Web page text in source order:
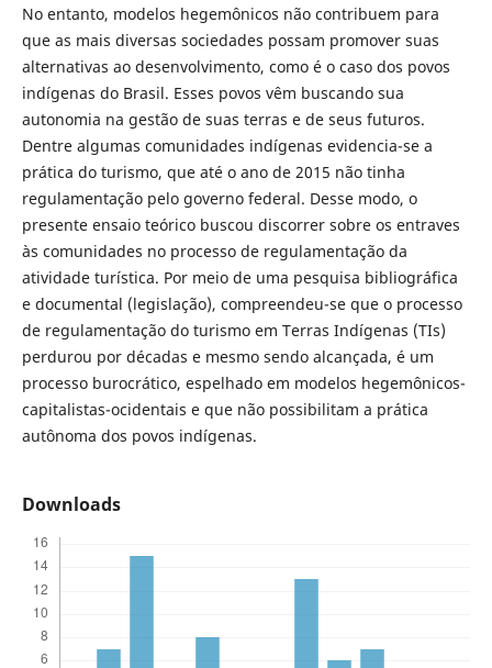
No entanto, modelos hegemônicos não contribuem para
que as mais diversas sociedades possam promover suas
alternativas ao desenvolvimento, como é o caso dos povos
indígenas do Brasil. Esses povos vêm buscando sua
autonomia na gestão de suas terras e de seus futuros.
Dentre algumas comunidades indígenas evidencia-se a
prática do turismo, que até o ano de 2015 não tinha
regulamentação pelo governo federal. Desse modo, o
presente ensaio teórico buscou discorrer sobre os entraves
às comunidades no processo de regulamentação da
atividade turística. Por meio de uma pesquisa bibliográfica
e documental (legislação), compreendeu-se que o processo
de regulamentação do turismo em Terras Indígenas (TIs)
perdurou por décadas e mesmo sendo alcançada, é um
processo burocrático, espelhado em modelos hegemônicos-
capitalistas-ocidentais e que não possibilitam a prática
autônoma dos povos indígenas.
Downloads